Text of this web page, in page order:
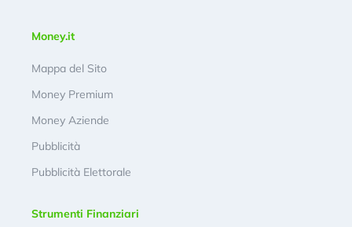
Money.it
Mappa del Sito
Money Premium
Money Aziende
Pubblicità
Pubblicità Elettorale
Strumenti Finanziari